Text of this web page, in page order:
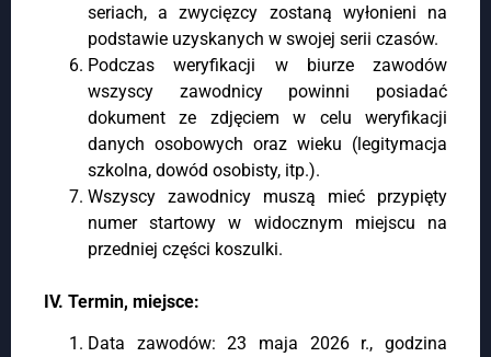
seriach, a zwycięzcy zostaną wyłonieni na
podstawie uzyskanych w swojej serii czasów.
Podczas weryfikacji w biurze zawodów
wszyscy zawodnicy powinni posiadać
dokument ze zdjęciem w celu weryfikacji
danych osobowych oraz wieku (legitymacja
szkolna, dowód osobisty, itp.).
Wszyscy zawodnicy muszą mieć przypięty
numer startowy w widocznym miejscu na
przedniej części koszulki.
IV. Termin, miejsce:
Data zawodów: 23 maja 2026 r., godzina